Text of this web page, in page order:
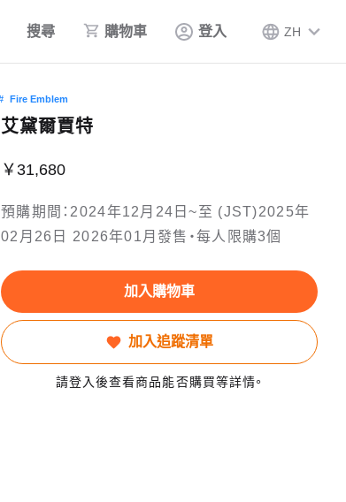
搜尋 購物車 登入 ZH
Fire Emblem
艾黛爾賈特
￥31,680
預購期間：2024年12月24日~至 (JST)2025年
02月26日 2026年01月發售・每人限購3個
加入購物車
加入追蹤清單
請登入後查看商品能否購買等詳情。